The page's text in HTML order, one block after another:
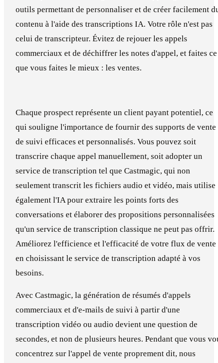
outils permettant de personnaliser et de créer facilement
contenu à l'aide des transcriptions IA. Votre rôle n'est pas
celui de transcripteur. Évitez de rejouer les appels
commerciaux et de déchiffrer les notes d'appel, et faites ce
que vous faites le mieux : les ventes.
Chaque prospect représente un client payant potentiel, ce
qui souligne l'importance de fournir des supports de vente
de suivi efficaces et personnalisés. Vous pouvez soit
transcrire chaque appel manuellement, soit adopter un
service de transcription tel que Castmagic, qui non
seulement transcrit les fichiers audio et vidéo, mais utilise
également l'IA pour extraire les points forts des
conversations et élaborer des propositions personnalisées
qu'un service de transcription classique ne peut pas offrir.
Améliorez l'efficience et l'efficacité de votre flux de vente
en choisissant le service de transcription adapté à vos
besoins.
Avec Castmagic, la génération de résumés d'appels
commerciaux et d'e-mails de suivi à partir d'une
transcription vidéo ou audio devient une question de
secondes, et non de plusieurs heures. Pendant que vous
concentrez sur l'appel de vente proprement dit, nous